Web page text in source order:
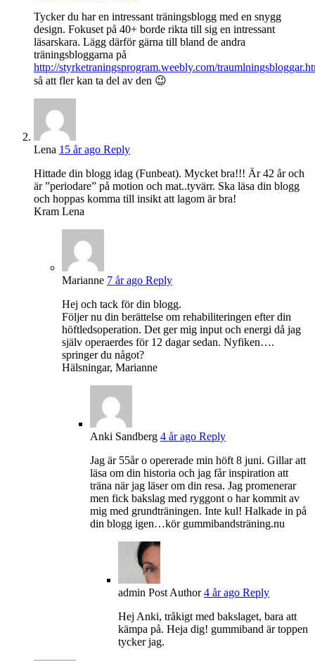
Tycker du har en intressant träningsblogg med en snygg
design. Fokuset på 40+ borde rikta till sig en intressant
läsarskara. Lägg därför gärna till bland de andra
träningsbloggarna på
http://styrketraningsprogram.weebly.com/
så att fler kan ta del av den 😉
Lena 15 år ago Reply
Hittade din blogg idag (Funbeat). Mycket bra!!! Är 42 år och
är ”periodare” på motion och mat..tyvärr. Ska läsa din blogg
och hoppas komma till insikt att lagom är bra!
Kram Lena
Marianne 7 år ago Reply
Hej och tack för din blogg.
Följer nu din berättelse om rehabiliteringen efter din
höftledsoperation. Det ger mig input och energi då jag
själv operaerdes för 12 dagar sedan. Nyfiken….
springer du något?
Hälsningar, Marianne
Anki Sandberg 4 år ago Reply
Jag är 55år o opererade min höft 8 juni. Gillar att
läsa om din historia och jag får inspiration att
träna när jag läser om din resa. Jag promenerar
men fick bakslag med ryggont o har kommit av
mig med grundträningen. Inte kul! Halkade in på
din blogg igen…kör gummibandsträning.nu
admin Post Author 4 år ago Reply
Hej Anki, tråkigt med bakslaget, bara att
kämpa på. Heja dig! gummiband är toppen
tycker jag.